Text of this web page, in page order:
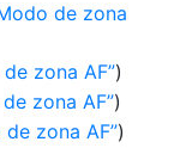
de zona
zona AF )
zona AF )
de zona AF )